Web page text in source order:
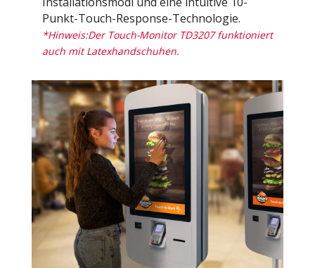
Punkt-Touch-Response-Technologie.
*Hinweis:Der Touch-Monitor TD3207 funktioniert
auch mit Latexhandschuhen.